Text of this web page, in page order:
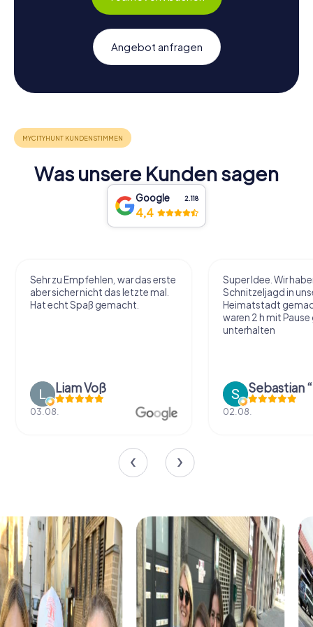
Angebot anfragen
Was unsere Kunden sagen
Google 2.118
4,4
Sehr zu Empfehlen, war das erste
aber sicher nicht das letzte mal.
Hat echt Spaß gemacht.
Liam Voß
03.08.
Super Idee. Wir
Schnitzeljagd in
Heimatstadt
waren 2 h mit
unterhalten
02.08.